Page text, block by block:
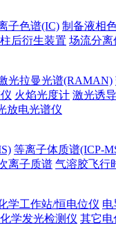
子色谱(IC) 制备液相
柱后衍生装置 场流分离
光拉曼光谱(RAMAN)
火焰光度计 激光诱
放电光谱仪
等离子体质谱(ICP-
离子质谱 气溶胶飞行
学工作站/恒电位仪 电
学发光检测仪 其它电